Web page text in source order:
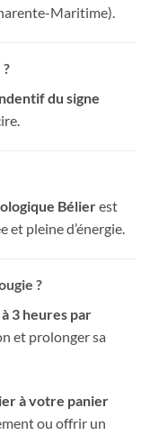
Maritime).
du signe
Bélierest
et pleine d’énergie.
?
à 3 heures par
et prolonger sa
à votre panier
ou offrir un